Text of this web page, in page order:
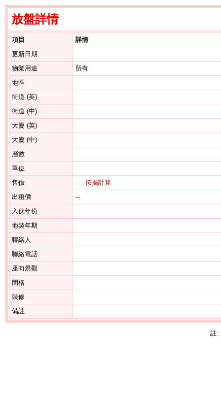
放盤詳情
項目
詳情
更新日期
物業用途
所有
地區
街道 (英)
街道 (中)
大廈 (英)
大廈 (中)
層數
單位
售價
-- 按揭計算
出租價
--
入伙年份
地契年期
聯絡人
聯絡電話
座向景觀
間格
裝修
備註
註: